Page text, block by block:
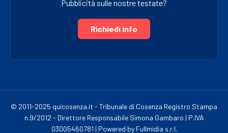
Pubblicità sulle nostre testate?
Richiedi info
© 2011-2025 quicosenza.it - Tribunale di Cosenza Registro Stampa
n.9/2012 - Direttore Responsabile Simona Gambaro | P.IVA
03005460781 | Powered by Fullmidia s.r.l.